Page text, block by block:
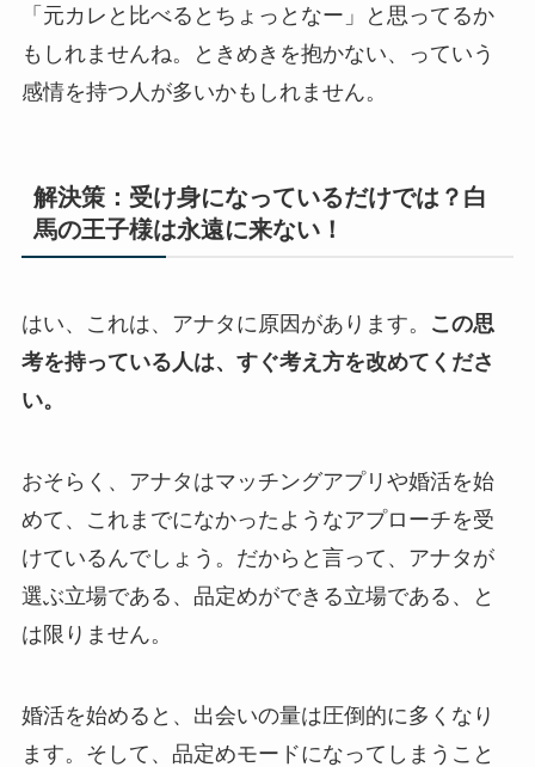
「元カレと比べるとちょっとなー」と思ってるか
もしれませんね。ときめきを抱かない、っていう
感情を持つ人が多いかもしれません。
解決策：受け身になっているだけでは？白
馬の王子様は永遠に来ない！
はい、これは、アナタに原因があります。
この思
考を持っている人は、すぐ考え方を改めてくださ
い。
おそらく、アナタはマッチングアプリや婚活を始
めて、これまでになかったようなアプローチを受
けているんでしょう。だからと言って、アナタが
選ぶ立場である、品定めができる立場である、と
は限りません。
婚活を始めると、出会いの量は圧倒的に多くなり
ます。そして、品定めモードになってしまうこと